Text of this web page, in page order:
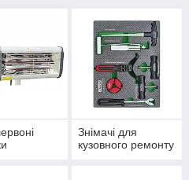
Знімачі для
кузовного ремонту